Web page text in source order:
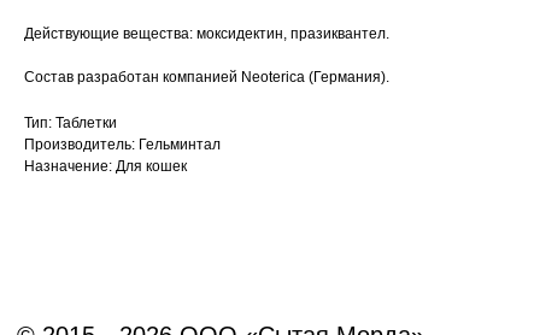
Действующие вещества: моксидектин, празиквантел.
Состав разработан компанией Neoterica (Германия).
Тип: Таблетки
Производитель: Гельминтал
Назначение: Для кошек